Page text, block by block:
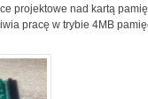
projektowe nad kartą
pracę w trybie 4MB